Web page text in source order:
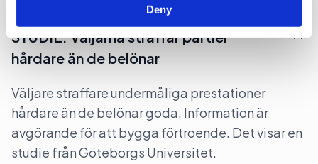
Deny
STUDIE: Väljarna straffar partier
hårdare än de belönar
Väljare straffare undermåliga prestationer
hårdare än de belönar goda. Information är
avgörande för att bygga förtroende. Det visar en
studie från Göteborgs Universitet.